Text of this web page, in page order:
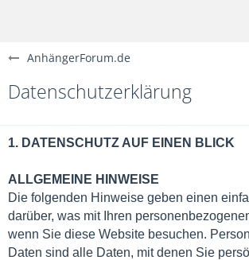
AnhängerForum.de
Datenschutzerklärung
1. DATENSCHUTZ AUF EINEN BLICK
ALLGEMEINE HINWEISE
Die folgenden Hinweise geben einen
darüber, was mit Ihren
wenn Sie diese Website besuchen.
Daten sind alle Daten, mit denen Sie